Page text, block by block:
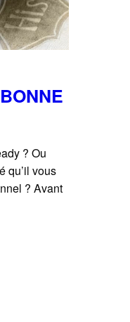
? Ou
qu’il vous
? Avant